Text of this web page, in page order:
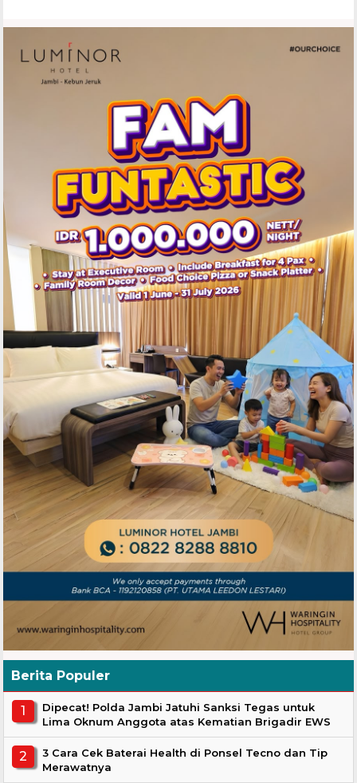
Berita Populer
Dipecat! Polda Jambi Jatuhi Sanksi Tegas untuk
Lima Oknum Anggota atas Kematian Brigadir EWS
3 Cara Cek Baterai Health di Ponsel Tecno dan Tip
Merawatnya